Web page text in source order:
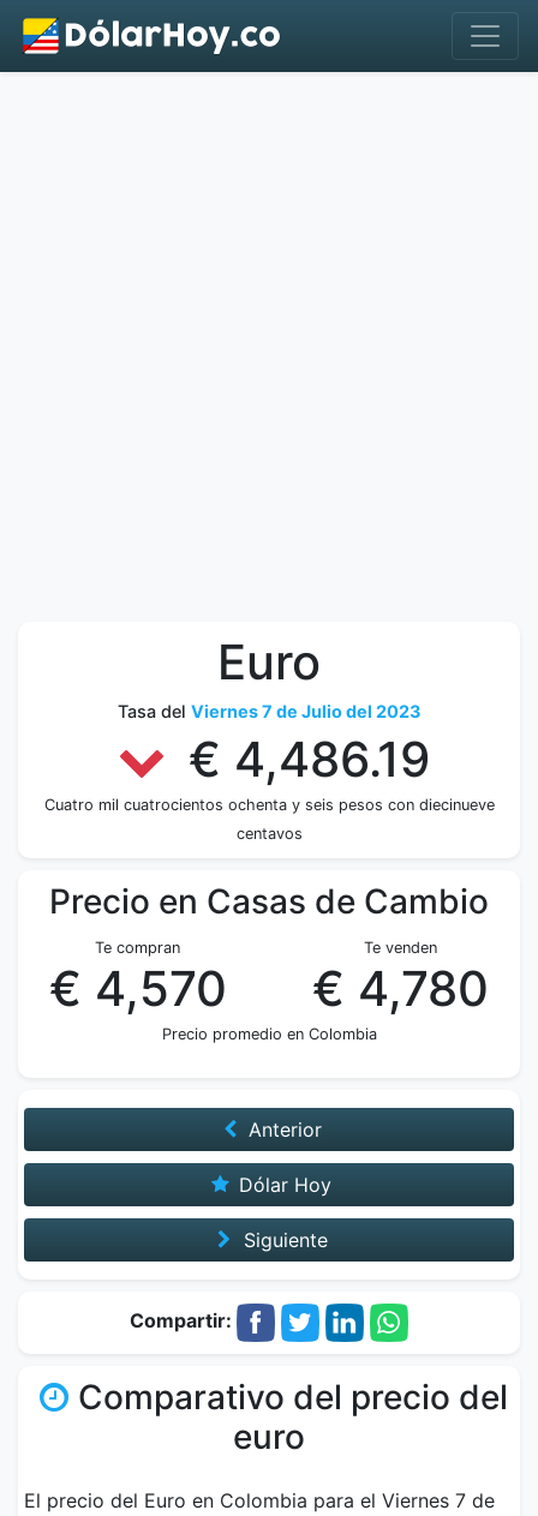
Euro
Tasa del Viernes 7 de Julio del 2023
€ 4,486.19
Cuatro mil cuatrocientos ochenta y seis pesos con diecinueve
centavos
Precio en Casas de Cambio
Te compran
€ 4,570
Te venden
€ 4,780
Precio promedio en Colombia
Anterior
Dólar Hoy
Siguiente
Compartir:
Comparativo del precio del
euro
El precio del Euro en Colombia para el Viernes 7 de